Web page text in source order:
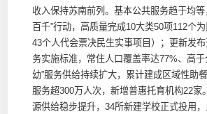
收入保持苏南前列。基本公共服务趋于均等
百千”行动，高质量完成10大类50项112个
43个人代会票决民生实事项目）；更新发
务实施标准，常住人口覆盖率达77%、高于
幼”服务供给持续扩大，累计建成区域性助
服务超300万人次，新增普惠托育机构22家
源供给稳步提升，34所新建学校正式投用